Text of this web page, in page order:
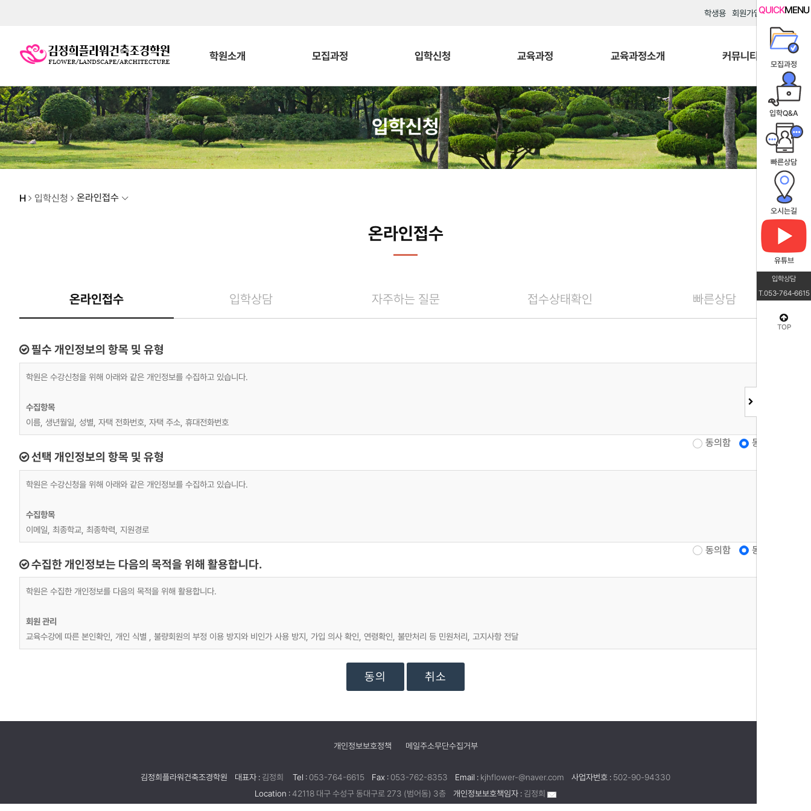
학생용 회원가입 로그인
학원소개 모집과정 입학신청 교육과정 교육과정소개 커뮤니티
입학신청
H 입학신청 온라인접수
온라인접수
온라인접수 입학상담 자주하는 질문 접수상태확인 빠른상담
필수 개인정보의 항목 및 유형
학원은 수강신청을 위해 아래와 같은 개인정보를 수집하고 있습니다.
수집항목
이름, 생년월일, 성별, 자택 전화번호, 자택 주소, 휴대전화번호
재직자 교육
홈페이지(수강신청)
동의함 동의안함
선택 개인정보의 항목 및 유형
학원은 수강신청을 위해 아래와 같은 개인정보를 수집하고 있습니다.
수집항목
이메일, 최종학교, 최종학력, 지원경로
동의함 동의안함
수집한 개인정보는 다음의 목적을 위해 활용합니다.
학원은 수집한 개인정보를 다음의 목적을 위해 활용합니다.
회원 관리
교육수강에 따른 본인확인, 개인 식별 , 불량회원의 부정 이용 방지와 비인가 사용 방지, 가입 의사 확인, 연령확인, 불만처리 등 민원처리, 고지사항 전달
취소
개인정보보호정책 메일주소무단수집거부
김정희플라워건축조경학원 대표자 : 김정희 Tel :053-764-6615 Fax :053-762-8353 Email : kjhflower-@naver.com 사업자번호 : 502-90-94330
Location :42118 대구 수성구 동대구로 273 (범어동) 3층 개인정보보호책임자 : 김정희
QUICKMENU
모집과정
입학Q&A
빠른상담
오시는길
유튜브
입학상담
T.053-764-6615
TOP